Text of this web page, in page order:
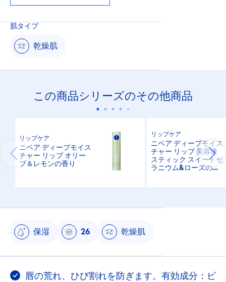
肌タイプ
乾燥肌
この商品シリーズのその他商品
リップケア
ニベア ディープモイス
チャー リップ オリー
ブ＆レモンの香り
リップケア
ニベア ディープモイス
チャー リップ 美容液
スティック スイートゼ
ラニウム&ローズの香
保湿 26 乾燥肌
唇の荒れ、ひび割れを防ぎます。有効成分：ビ